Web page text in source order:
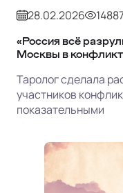
28.02.2026
«Россия всё
Москвы в
Таролог сделала
участников
показательными